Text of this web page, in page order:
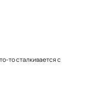
то сталкивается с